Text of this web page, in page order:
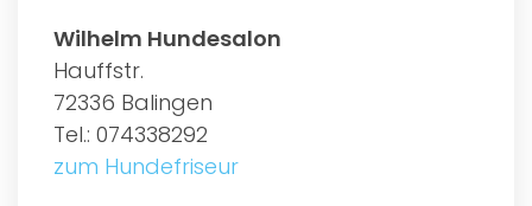
Wilhelm Hundesalon
Hauffstr.
72336 Balingen
Tel.: 074338292
zum Hundefriseur